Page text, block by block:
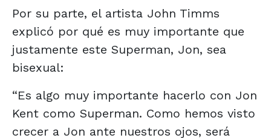
Por su parte, el artista John Timms
explicó por qué es muy importante que
justamente este Superman, Jon, sea
bisexual:
“Es algo muy importante hacerlo con Jon
Kent como Superman. Como hemos visto
crecer a Jon ante nuestros ojos, será